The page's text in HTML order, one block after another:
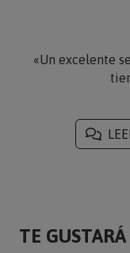
«Un excelente
TE